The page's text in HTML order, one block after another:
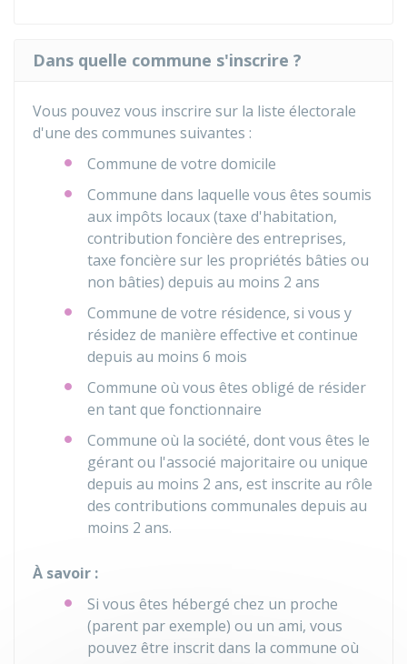
Dans quelle commune s'inscrire ?
Vous pouvez vous inscrire sur la liste électorale
d'une des communes suivantes :
Commune de votre domicile
Commune dans laquelle vous êtes soumis
aux impôts locaux (taxe d'habitation,
contribution foncière des entreprises,
taxe foncière sur les propriétés bâties ou
non bâties) depuis au moins 2 ans
Commune de votre résidence, si vous y
résidez de manière effective et continue
depuis au moins 6 mois
Commune où vous êtes obligé de résider
en tant que fonctionnaire
Commune où la société, dont vous êtes le
gérant ou l'associé majoritaire ou unique
depuis au moins 2 ans, est inscrite au rôle
des contributions communales depuis au
moins 2 ans.
À savoir :
Si vous êtes hébergé chez un proche
(parent par exemple) ou un ami, vous
pouvez être inscrit dans la commune où